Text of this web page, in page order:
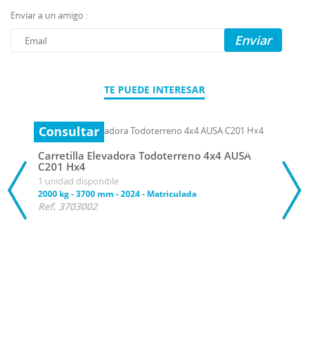
Enviar a un amigo :
Enviar
TE PUEDE INTERESAR
Consultar
Carretilla Elevadora Todoterreno 4x4 AUSA
C201 Hx4
1 unidad disponible
2000 kg-3700 mm -2024- Matriculada
Ref. 3703002